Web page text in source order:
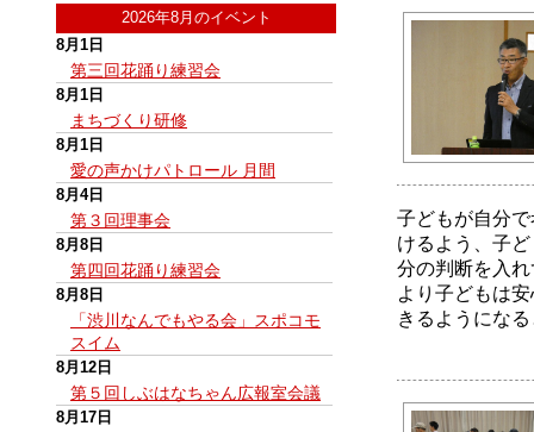
2026年8月のイベント
8月1日
第三回花踊り練習会
8月1日
まちづくり研修
8月1日
愛の声かけパトロール 月間
8月4日
第３回理事会
8月8日
第四回花踊り練習会
8月8日
「渋川なんでもやる会」スポコモ
スイム
8月12日
第５回しぶはなちゃん広報室会議
8月17日
子どもが自分
けるよう、子
分の判断を入
より子どもは
きるようにな